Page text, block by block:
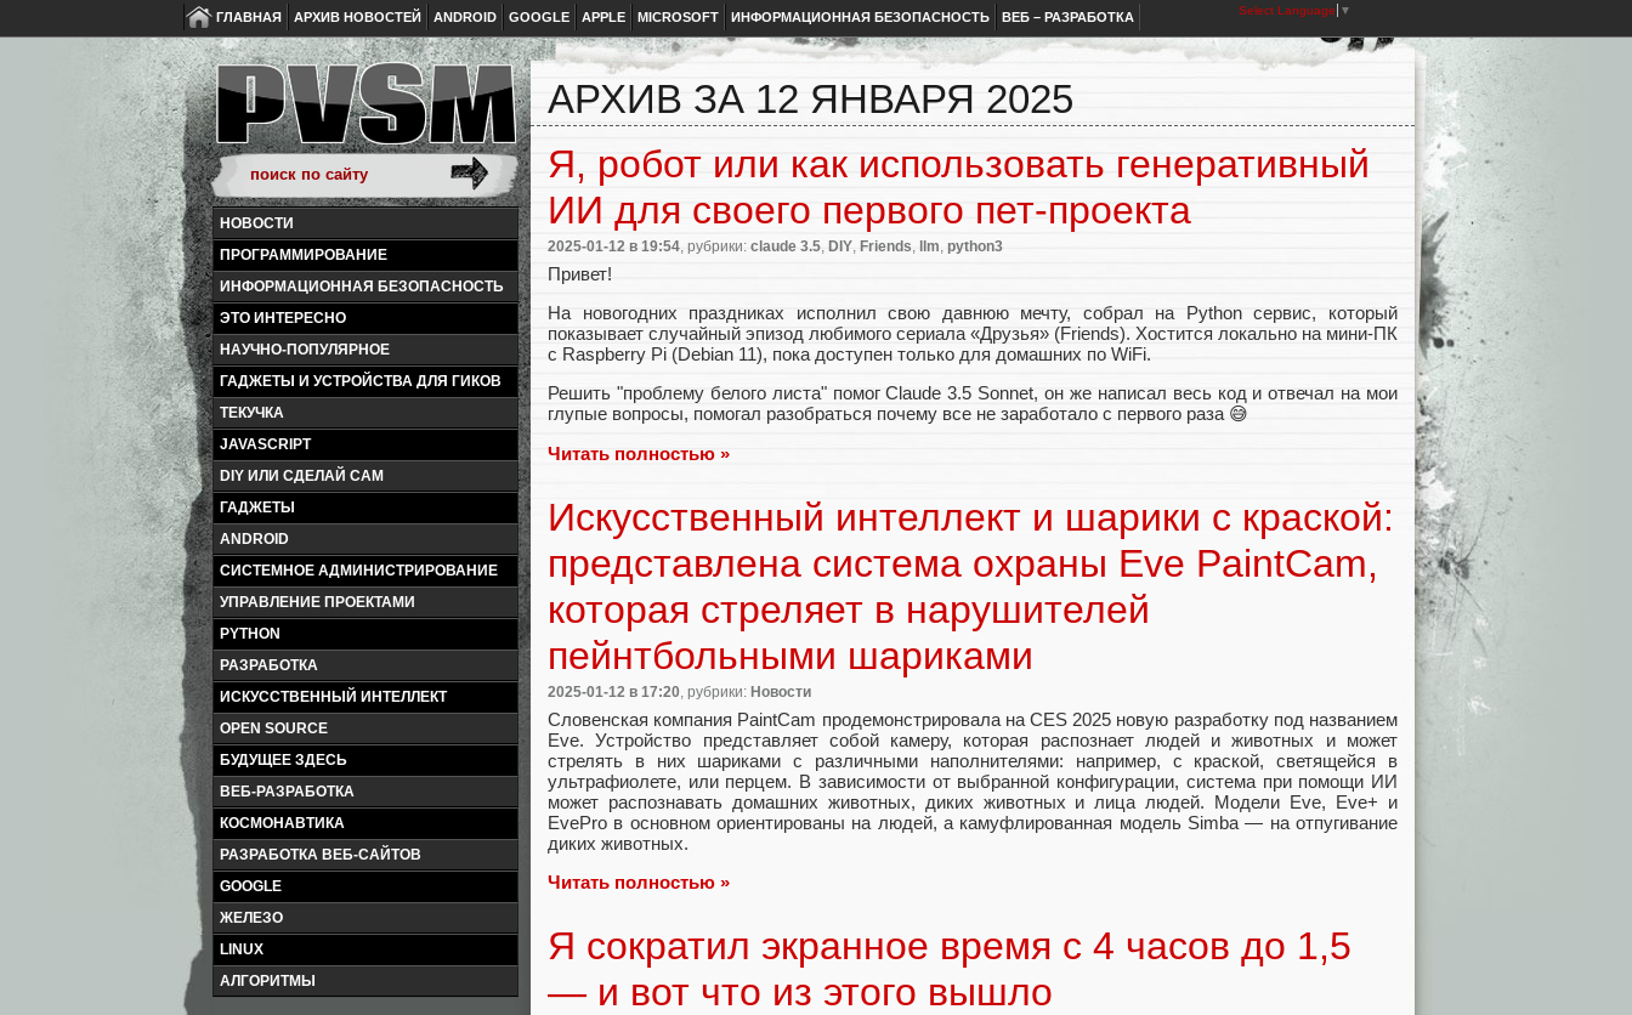
ГЛАВНАЯ АРХИВ НОВОСТЕЙ ANDROID GOOGLE APPLE MICROSOFT ИНФОРМАЦИОННАЯ БЕЗОПАСНОСТЬ ВЕБ – РАЗРАБОТКА Select Language ▼
НОВОСТИ
ПРОГРАММИРОВАНИЕ
ИНФОРМАЦИОННАЯ БЕЗОПАСНОСТЬ
ЭТО ИНТЕРЕСНО
НАУЧНО-ПОПУЛЯРНОЕ
ГАДЖЕТЫ И УСТРОЙСТВА ДЛЯ ГИКОВ
ТЕКУЧКА
JAVASCRIPT
DIY ИЛИ СДЕЛАЙ САМ
ГАДЖЕТЫ
ANDROID
СИСТЕМНОЕ АДМИНИСТРИРОВАНИЕ
УПРАВЛЕНИЕ ПРОЕКТАМИ
PYTHON
РАЗРАБОТКА
ИСКУССТВЕННЫЙ ИНТЕЛЛЕКТ
OPEN SOURCE
БУДУЩЕЕ ЗДЕСЬ
ВЕБ-РАЗРАБОТКА
КОСМОНАВТИКА
РАЗРАБОТКА ВЕБ-САЙТОВ
GOOGLE
ЖЕЛЕЗО
LINUX
АЛГОРИТМЫ
АРХИВ ЗА 12 ЯНВАРЯ 2025
Я, робот или как использовать генеративный
ИИ для своего первого пет-проекта
2025-01-12 в 19:54, рубрики: claude 3.5, DIY, Friends, llm, python3
Привет!
На новогодних праздниках исполнил свою давнюю мечту, собрал на Python сервис, который
показывает случайный эпизод любимого сериала «Друзья» (Friends). Хостится локально на мини-ПК
с Raspberry Pi (Debian 11), пока доступен только для домашних по WiFi.
Решить "проблему белого листа" помог Claude 3.5 Sonnet, он же написал весь код и отвечал на мои
глупые вопросы, помогал разобраться почему все не заработало с первого раза 😅
Читать полностью »
Искусственный интеллект и шарики с краской:
представлена система охраны Eve PaintCam,
которая стреляет в нарушителей
пейнтбольными шариками
2025-01-12 в 17:20, рубрики: Новости
Словенская компания PaintCam продемонстрировала на CES 2025 новую разработку под названием
Eve. Устройство представляет собой камеру, которая распознает людей и животных и может
стрелять в них шариками с различными наполнителями: например, с краской, светящейся в
ультрафиолете, или перцем. В зависимости от выбранной конфигурации, система при помощи ИИ
может распознавать домашних животных, диких животных и лица людей. Модели Eve, Eve+ и
EvePro в основном ориентированы на людей, а камуфлированная модель Simba — на отпугивание
диких животных.
Читать полностью »
Я сократил экранное время с 4 часов до 1,5
— и вот что из этого вышло